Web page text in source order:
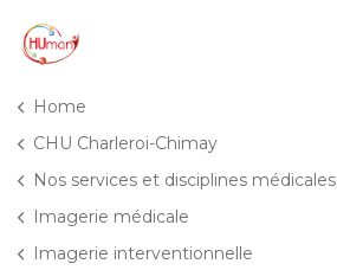
CHU Charleroi-Chimay
Maisons de repos
Home
CHU Charleroi-Chimay
Nos services et disciplines médicales
Imagerie médicale
Imagerie interventionnelle